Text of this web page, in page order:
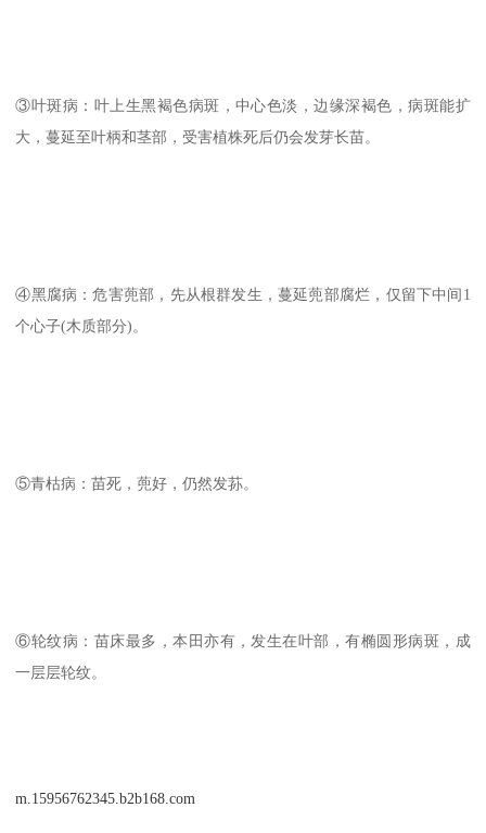
③叶斑病：叶上生黑褐色病斑，中心色淡，边缘深褐色，病斑能扩
大，蔓延至叶柄和茎部，受害植株死后仍会发芽长苗。
④黑腐病：危害蔸部，先从根群发生，蔓延蔸部腐烂，仅留下中间1
个心子(木质部分)。
⑤青枯病：苗死，蔸好，仍然发荪。
⑥轮纹病：苗床最多，本田亦有，发生在叶部，有椭圆形病斑，成
一层层轮纹。
m.15956762345.b2b168.com